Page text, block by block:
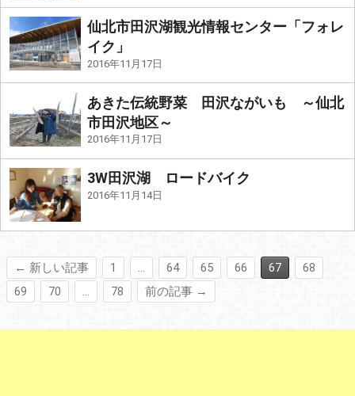
仙北市田沢湖観光情報センター「フォレ
イク」
2016年11月17日
あきた伝統野菜 田沢ながいも ～仙北
市田沢地区～
2016年11月17日
3W田沢湖 ロードバイク
2016年11月14日
← 新しい記事 1 … 64 65 66 67
68
69
70 … 78 前の記事 →